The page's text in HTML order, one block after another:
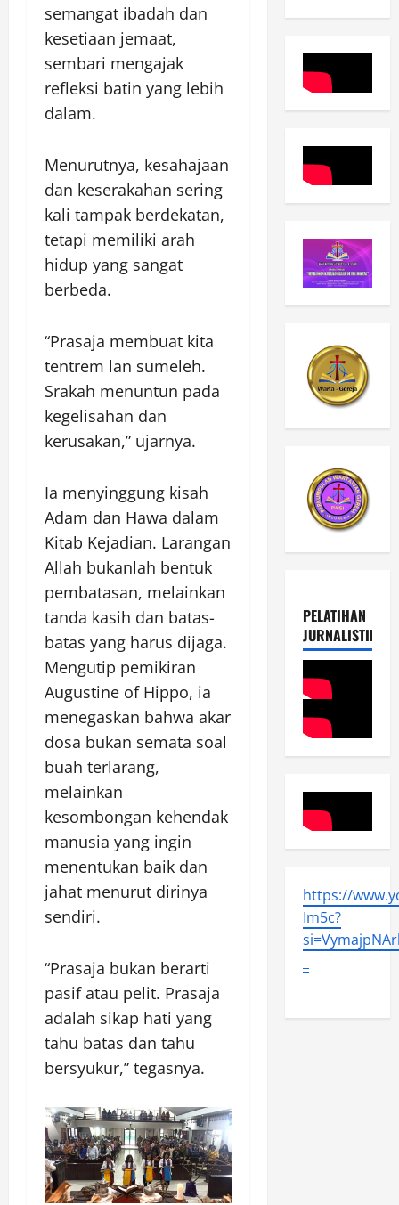
semangat ibadah dan
kesetiaan jemaat,
sembari mengajak
refleksi batin yang lebih
dalam.
Menurutnya, kesahajaan
dan keserakahan sering
kali tampak berdekatan,
tetapi memiliki arah
hidup yang sangat
berbeda.
“Prasaja membuat kita
tentrem lan sumeleh.
Srakah menuntun pada
kegelisahan dan
kerusakan,” ujarnya.
Ia menyinggung kisah
Adam dan Hawa dalam
Kitab Kejadian. Larangan
Allah bukanlah bentuk
pembatasan, melainkan
tanda kasih dan batas-
batas yang harus dijaga.
Mengutip pemikiran
Augustine of Hippo, ia
menegaskan bahwa akar
dosa bukan semata soal
buah terlarang,
melainkan
kesombongan kehendak
manusia yang ingin
menentukan baik dan
jahat menurut dirinya
sendiri.
“Prasaja bukan berarti
pasif atau pelit. Prasaja
adalah sikap hati yang
tahu batas dan tahu
bersyukur,” tegasnya.
PELATIHAN
JURNALISTIK
https://
Im5c?